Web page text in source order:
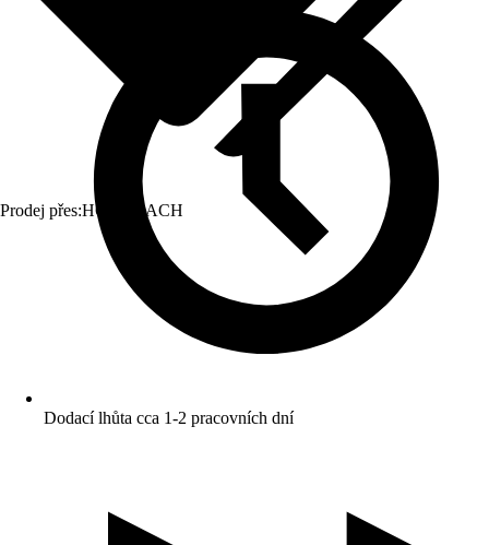
Prodej přes:HORNBACH
Dodací lhůta cca 1-2 pracovních dní